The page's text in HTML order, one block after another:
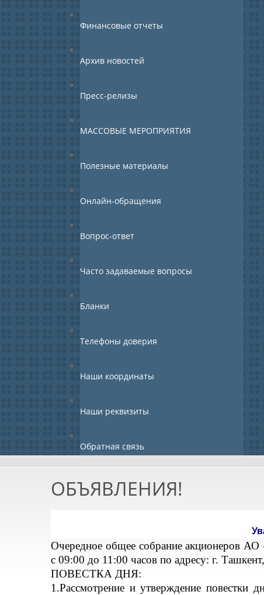
Финансовые отчеты
Архив новостей
Пресс-релизы
МАССОВЫЕ МЕРОПРИЯТИЯ
Полезные материалы
Онлайн-обращения
Вопрос-ответ
Часто задаваемые вопросы
Бланки
Телефоны доверия
Наши координаты
Наши реквизиты
Обратная связь
ОБЪЯВЛЕНИЯ!
Очередное общее собрание акционеров
с 09:00 до 11:00 часов по адресу: г.
ПОВЕСТКА ДНЯ:
1.Рассмотрение и утверждение